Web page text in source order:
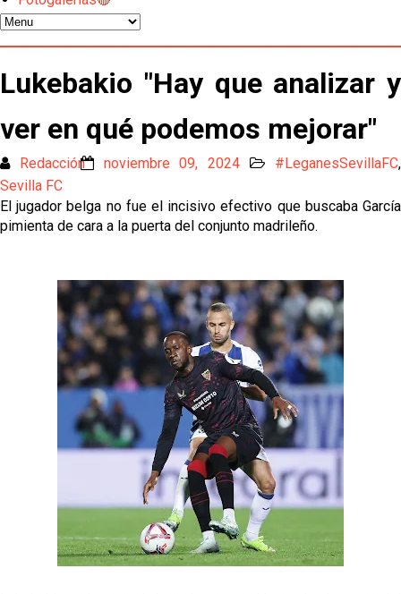
situación de Iker Luque
familia y se refleje en el campo"
Miguel Sierra: La temporada pasada se vio
reflejado que podemos tirar para delante y
trabajamos con ilusión
Diomande ya es madridista mientras Rodri agita el
OFICIAL | Juanlu se marcha al Bournemouth
Los posibles herederos del número 16 tras la
marcha de Juanlu
Alberto Flores, muy cerca de convertirse en nuevo
jugador del Granada CF
El Granada negocia con el Sevilla FC por Alberto
IDV reclama dinero al Sevilla por Mercado
El Sevilla FC cierra el fichaje de Robbie Ure
Lukebakio "Hay que analizar y
ver en qué podemos mejorar"
Redacción noviembre 09, 2024 #LeganesSevillaFC,
Sevilla FC
El jugador belga no fue el incisivo efectivo que buscaba García
pimienta de cara a la puerta del conjunto madrileño.